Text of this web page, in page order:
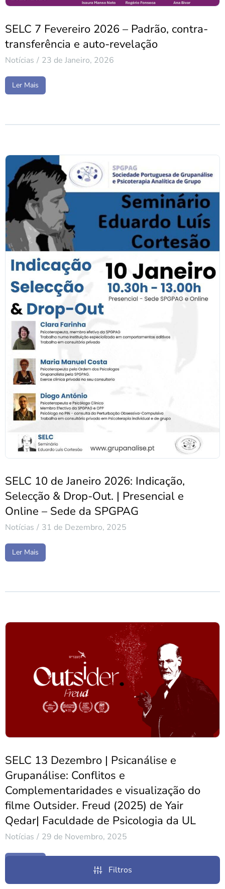
SELC 7 Fevereiro 2026 – Padrão, contra-
transferência e auto-revelação
Notícias 23 de Janeiro, 2026
Ler Mais
SELC 10 de Janeiro 2026: Indicação,
Selecção & Drop-Out. | Presencial e
Online – Sede da SPGPAG
Notícias 31 de Dezembro, 2025
Ler Mais
SELC 13 Dezembro | Psicanálise e
Grupanálise: Conflitos e
Complementaridades e visualização do
filme Outsider. Freud (2025) de Yair
Qedar| Faculdade de Psicologia da UL
Notícias 29 de Novembro, 2025
Filtros